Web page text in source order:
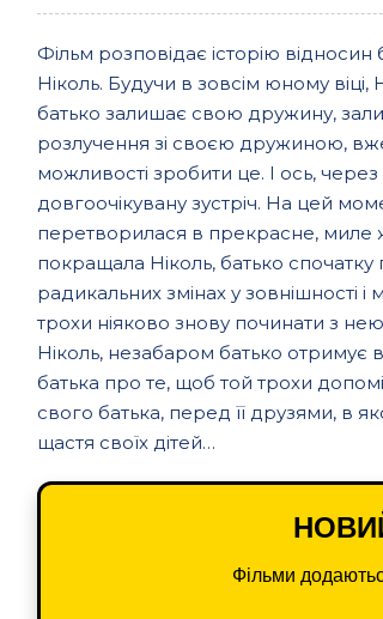
Фільм розповідає історію
Ніколь. Будучи в зовсім юному
батько залишає свою дружину,
розлучення зі своєю дружиною,
можливості зробити це. І ось, через
довгоочікувану зустріч. На цей
перетворилася в прекрасне, миле
покращала Ніколь, батько
радикальних змінах у зовнішності
трохи ніяково знову починати з
Ніколь, незабаром батько отримує
батька про те, щоб той трохи
свого батька, перед її друзями, в
щастя своїх дітей…
Фільми